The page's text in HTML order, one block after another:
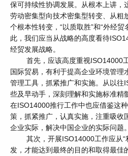
保可持续性协调发展。从根本上讲，
劳动密集型向技术密集型转变、从粗
个根本性转变，“以质取胜”和“外经
此，我们应当从战略的高度看待
经贸发展战略。
首先，应该高度重视ISO14000工
国际贸易，有利于提高企业环境管理
管理工具，抓紧推广和实施。从以往
些及早动手，深刻理解和实施标准精
在ISO14000推行工作中也应借鉴这
策，抓紧推广，认真实施，注重吸收
企业实际，解决中国企业的实际问题。
其次，开展ISO14000工作应从“
发，才能达到最终的目的和取得最佳